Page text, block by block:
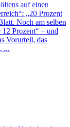
auf einen
„20 Prozent
Noch am selben
Prozent“ – und
Vorurteil, das
...